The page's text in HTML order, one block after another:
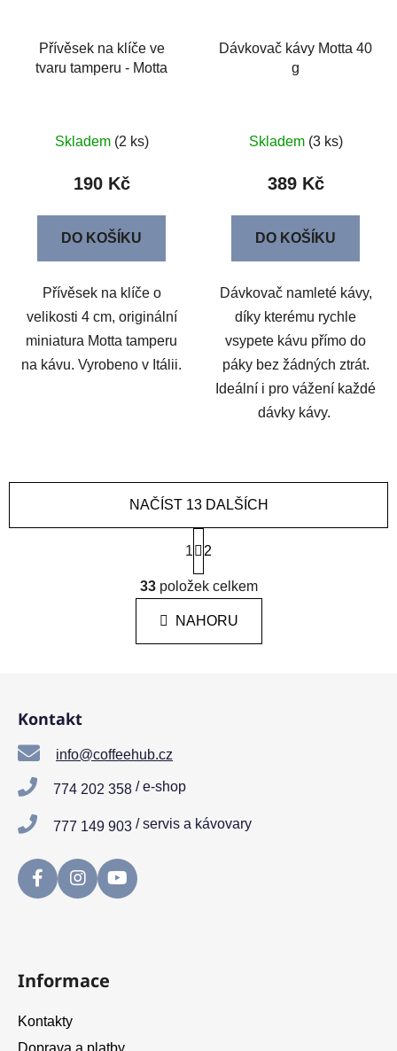
Přívěsek na klíče ve
tvaru tamperu - Motta
Skladem (2 ks)
190 Kč
DO KOŠÍKU
Přívěsek na klíče o
velikosti 4 cm, originální
miniatura Motta tamperu
na kávu. Vyrobeno v Itálii.
Dávkovač kávy Motta 40
g
Skladem (3 ks)
389 Kč
DO KOŠÍKU
Dávkovač namleté kávy,
díky kterému rychle
vsypete kávu přímo do
páky bez žádných ztrát.
Ideální i pro vážení každé
dávky kávy.
O
v
l
á
d
v
NAČÍST 13 DALŠÍCH
S
t
r
á
n
k
1 2
33položek celkem
NAHORU
Kontakt
info@coffeehub.cz
774 202 358 / e-shop
777 149 903 / servis a kávovary
Informace
Kontakty
Doprava a platby